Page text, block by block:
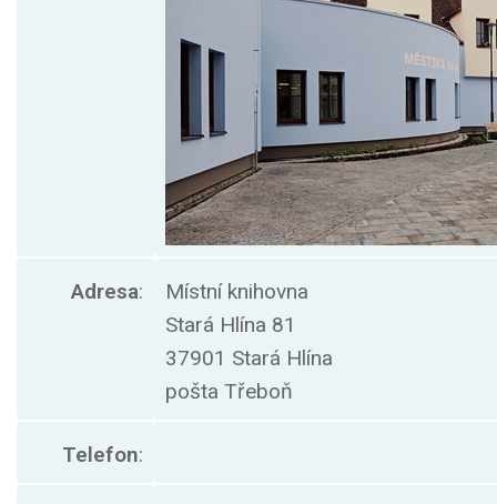
Adresa:
Místní knihovna
Stará Hlína 81
37901 Stará Hlína
pošta Třeboň
Telefon: